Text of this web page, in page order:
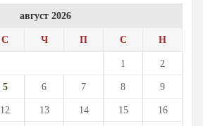
август 2026
С Ч П С Н
1 2
5 6 7 8 9
12 13 14 15 16